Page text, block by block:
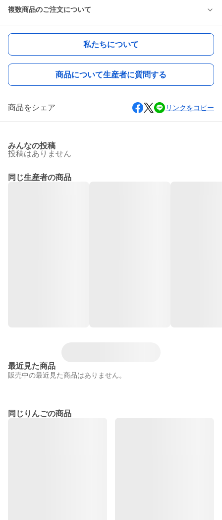
複数商品のご注文について
私たちについて
商品について生産者に質問する
商品をシェア リンクをコピー
みんなの投稿
投稿はありません
同じ生産者の商品
最近見た商品
販売中の最近見た商品はありません。
同じりんごの商品